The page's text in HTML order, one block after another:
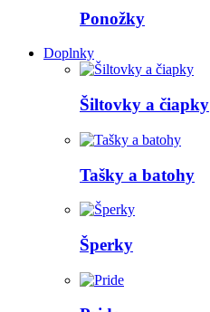
Ponožky
Doplnky
Šiltovky a čiapky
Tašky a batohy
Šperky